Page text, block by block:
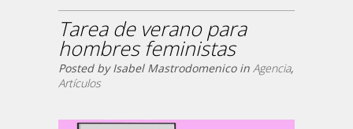
Tarea de verano para
hombres feministas
Posted by Isabel Mastrodomenico in Agencia,
Artículos